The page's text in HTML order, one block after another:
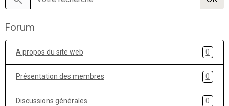
Forum
A propos du site web 0
Présentation des membres 0
Discussions générales 0